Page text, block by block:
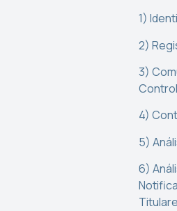
1)
2)
3)
4)
5)
6)